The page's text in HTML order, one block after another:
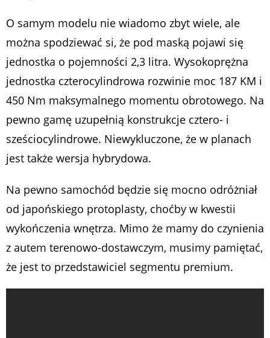
O samym modelu nie wiadomo zbyt wiele, ale
można spodziewać si, że pod maską pojawi się
jednostka o pojemności 2,3 litra. Wysokoprężna
jednostka czterocylindrowa rozwinie moc 187 KM i
450 Nm maksymalnego momentu obrotowego. Na
pewno gamę uzupełnią konstrukcje cztero- i
sześciocylindrowe. Niewykluczone, że w planach
jest także wersja hybrydowa.
Na pewno samochód będzie się mocno odróżniał
od japońskiego protoplasty, choćby w kwestii
wykończenia wnętrza. Mimo że mamy do czynienia
z autem terenowo-dostawczym, musimy pamiętać,
że jest to przedstawiciel segmentu premium.